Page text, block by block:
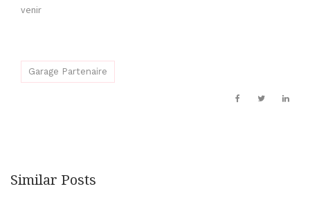
venir
Garage Partenaire
Similar Posts